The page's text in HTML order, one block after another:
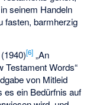
seinem Handeln
fasten, barmherzig
(1940)[6] „An
Testament Words“
von Mitleid
es ein Bedürfnis auf